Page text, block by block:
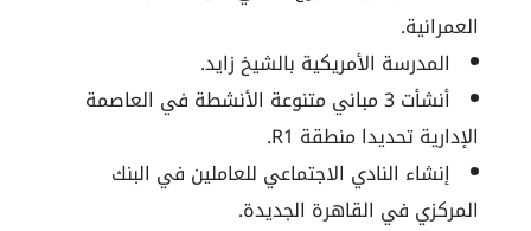
العمرانية.
المدرسة الأمريكية بالشيخ زايد.
أنشأت 3 مباني متنوعة الأنشطة في العاصمة
الإدارية تحديدا منطقة R1.
إنشاء النادي الاجتماعي للعاملين في البنك
المركزي في القاهرة الجديدة.